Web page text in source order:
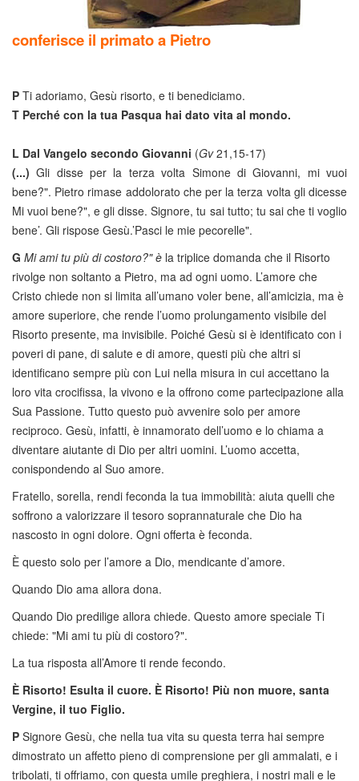
conferisce il primato a Pietro
P Ti adoriamo, Gesù risorto, e ti benediciamo.
T Perché con la tua Pasqua hai dato vita al mondo.
L Dal Vangelo secondo Giovanni (Gv21,15-17)
(...)Gli disse per la terza volta Simone di Giovanni, mi vuoi
bene?". Pietro rimase addolorato che per la terza volta gli dicesse
Mi vuoi bene?", e gli disse. Signore, tu sai tutto; tu sai che ti voglio
bene’. Gli rispose Gesù.’Pasci le mie pecorelle".
G Mi ami tu più di costoro?" è la triplice domanda che il Risorto
rivolge non soltanto a Pietro, ma ad ogni uomo. L’amore che
Cristo chiede non si limita all’umano voler bene, all’amicizia, ma è
amore superiore, che rende l’uomo prolungamento visibile del
Risorto presente, ma invisibile. Poiché Gesù si è identificato con i
poveri di pane, di salute e di amore, questi più che altri si
identificano sempre più con Lui nella misura in cui accettano la
loro vita crocifissa, la vivono e la offrono come partecipazione alla
Sua Passione. Tutto questo può avvenire solo per amore
reciproco. Gesù, infatti, è innamorato dell’uomo e lo chiama a
diventare aiutante di Dio per altri uomini. L’uomo accetta,
conispondendo al Suo amore.
Fratello, sorella, rendi feconda la tua immobilità: aiuta quelli che
soffrono a valorizzare il tesoro soprannaturale che Dio ha
nascosto in ogni dolore. Ogni offerta è feconda.
È questo solo per l’amore a Dio, mendicante d’amore.
Quando Dio ama allora dona.
Quando Dio predilige allora chiede. Questo amore speciale Ti
chiede: "Mi ami tu più di costoro?".
La tua risposta all’Amore ti rende fecondo.
È Risorto! Esulta il cuore. È Risorto! Più non muore, santa
Vergine, il tuo Figlio.
P Signore Gesù, che nella tua vita su questa terra hai sempre
dimostrato un affetto pieno di comprensione per gli ammalati, e i
tribolati, ti offriamo, con questa umile preghiera, i nostri mali e le